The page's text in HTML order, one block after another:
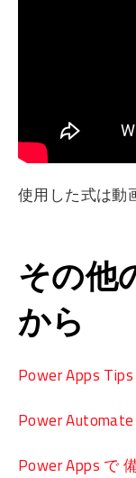
使用した式は動
その他
から
Power Apps Tips
Power Automate
Power Apps で